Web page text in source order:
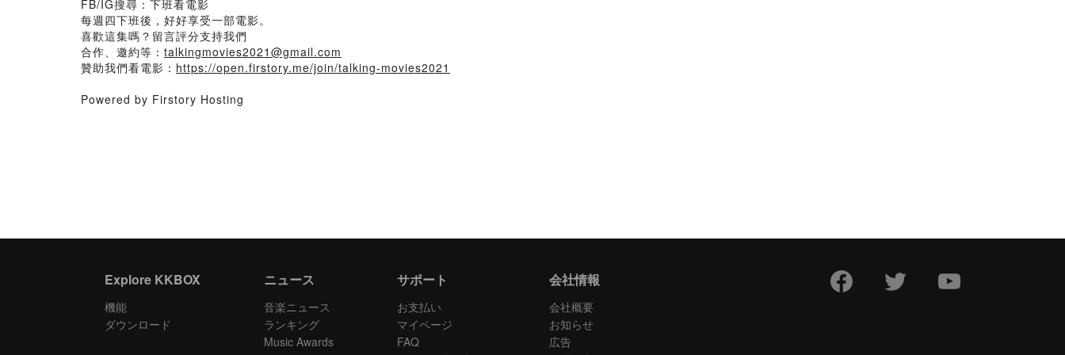
FB/IG搜尋：下班看電影
每週四下班後，好好享受一部電影。
喜歡這集嗎？留言評分支持我們
合作、邀約等： talkingmovies2021@gmail.com
贊助我們看電影： https://open.firstory.me/join/talking-movies2021
Powered by Firstory Hosting
Explore KKBOX
機能
ダウンロード
ニュース
音楽ニュース
ランキング
Music Awards
サポート
お支払い
マイページ
FAQ
会社情報
会社概要
お知らせ
広告